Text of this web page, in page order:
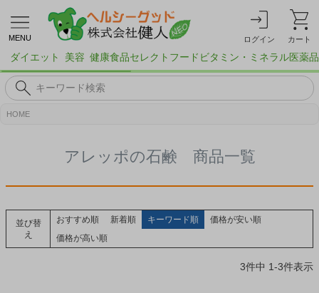
MENU ログイン カート
ダイエット 美容 健康食品セレクトフード ビタミン・ミネラル医薬品
HOME
アレッポの石鹸 商品一覧
並び替
え
おすすめ順 新着順 キーワード順
価格が安い順
価格が高い順
3件中 1-3件表示